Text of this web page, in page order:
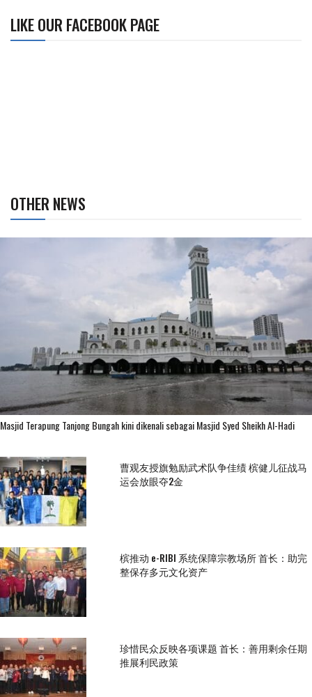
LIKE OUR FACEBOOK PAGE
OTHER NEWS
Masjid Terapung Tanjong Bungah kini dikenali sebagai Masjid Syed Sheikh Al-Hadi
曹观友授旗勉励武术队争佳绩 槟健儿征战马
运会放眼夺2金
槟推动 e-RIBI 系统保障宗教场所 首长：助完
整保存多元文化资产
珍惜民众反映各项课题 首长：善用剩余任期
推展利民政策